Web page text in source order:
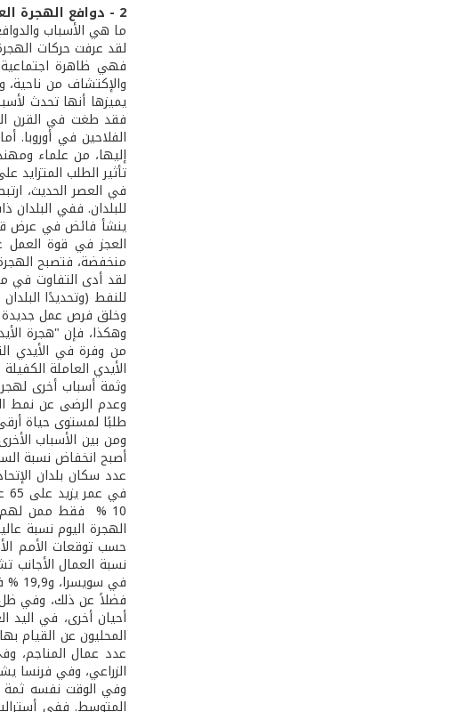
2 - دوافع الهجرة العمالية
ما هي الأسباب
لقد عرفت حركات
فهي ظاهرة اجتماعية
والإكتشاف من ناحية،
يميزها أنها تحدث
فقد طغت في القرن
الفلاحين في أوروبا.
إليها، من علماء
تأثير الطلب المتزايد
في العصر الحديث،
للبلدان. ففي
ينشأ فائض في عرض
العجز في قوة العمل
منخفضة، فتصبح
لقد أدى التفاوت في
للنفط (وتحديدًا
وخلق فرص عمل جديدة
وهكذا، فإن "هجرة
من وفرة في الأيدي
الأيدي العاملة
وثمة أسباب أخرى
وعدم الرضى عن نمط
طلبًا لمستوى حياة
ومن بين الأسباب
أصبح انخفاض نسبة
10 % فقط ممن لهم من العمر ما بين 65 و69 عامًا يبقون في ميدان العمل
الهجرة اليوم نسبة
في سويسرا، و19,9 % في كندا، و15,3 % في الولايات المتحدة
فضلاً عن ذلك، وفي ظل
أحيان أخرى، في اليد
المحليون عن القيام
الزراعي، وفي فرنسا يشكلون 33 % من العاملين في
وفي الوقت نفسه ثمة